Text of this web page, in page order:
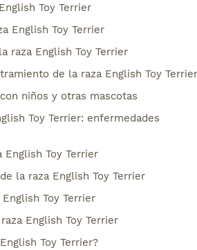
Toy Terrier
English Toy Terrier
raza English Toy Terrier
de la raza English Toy Terrier
niños y otras mascotas
Toy Terrier: enfermedades
English Toy Terrier
la raza English Toy Terrier
Toy Terrier
English Toy Terrier
Toy Terrier?